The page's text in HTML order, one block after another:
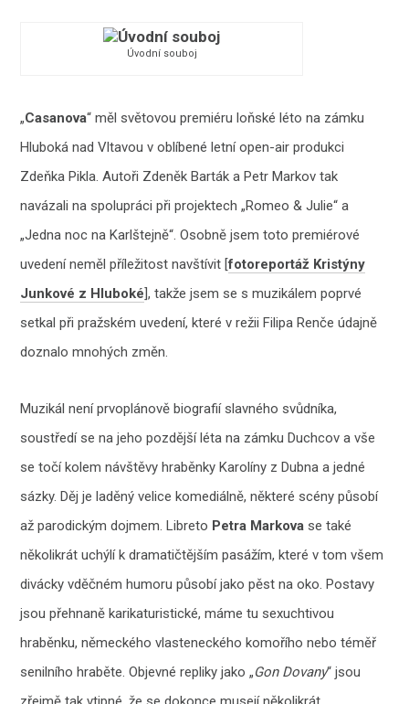
Úvodní souboj
„Casanova“ měl světovou premiéru loňské léto na zámku
Hluboká nad Vltavou v oblíbené letní open-air produkci
Zdeňka Pikla. Autoři Zdeněk Barták a Petr Markov tak
navázali na spolupráci při projektech „Romeo & Julie“ a
„Jedna noc na Karlštejně“. Osobně jsem toto premiérové
uvedení neměl příležitost navštívit [fotoreportáž Kristýny
Junkové z Hluboké], takže jsem se s muzikálem poprvé
setkal při pražském uvedení, které v režii Filipa Renče údajně
doznalo mnohých změn.
Muzikál není prvoplánově biografií slavného svůdníka,
soustředí se na jeho pozdější léta na zámku Duchcov a vše
se točí kolem návštěvy hraběnky Karolíny z Dubna a jedné
sázky. Děj je laděný velice komediálně, některé scény působí
až parodickým dojmem. Libreto Petra Markova se také
několikrát uchýlí k dramatičtějším pasážím, které v tom všem
divácky vděčném humoru působí jako pěst na oko. Postavy
jsou přehnaně karikaturistické, máme tu sexuchtivou
hraběnku, německého vlasteneckého komořího nebo téměř
senilního hraběte. Objevné repliky jako „Gon Dovany“ jsou